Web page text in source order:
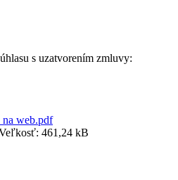
s uzatvorením zmluvy:
na web.pdf
461,24 kB